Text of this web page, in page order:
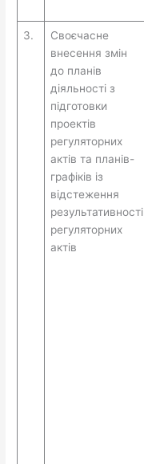
3.
Своєчасне
внесення змін
до планів
діяльності з
підготовки
проектів
регуляторних
актів та планів-
графіків із
відстеження
результативності
регуляторних
актів